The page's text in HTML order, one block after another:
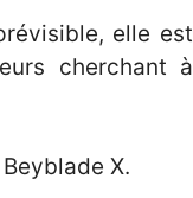
elle est
cherchant à
X.